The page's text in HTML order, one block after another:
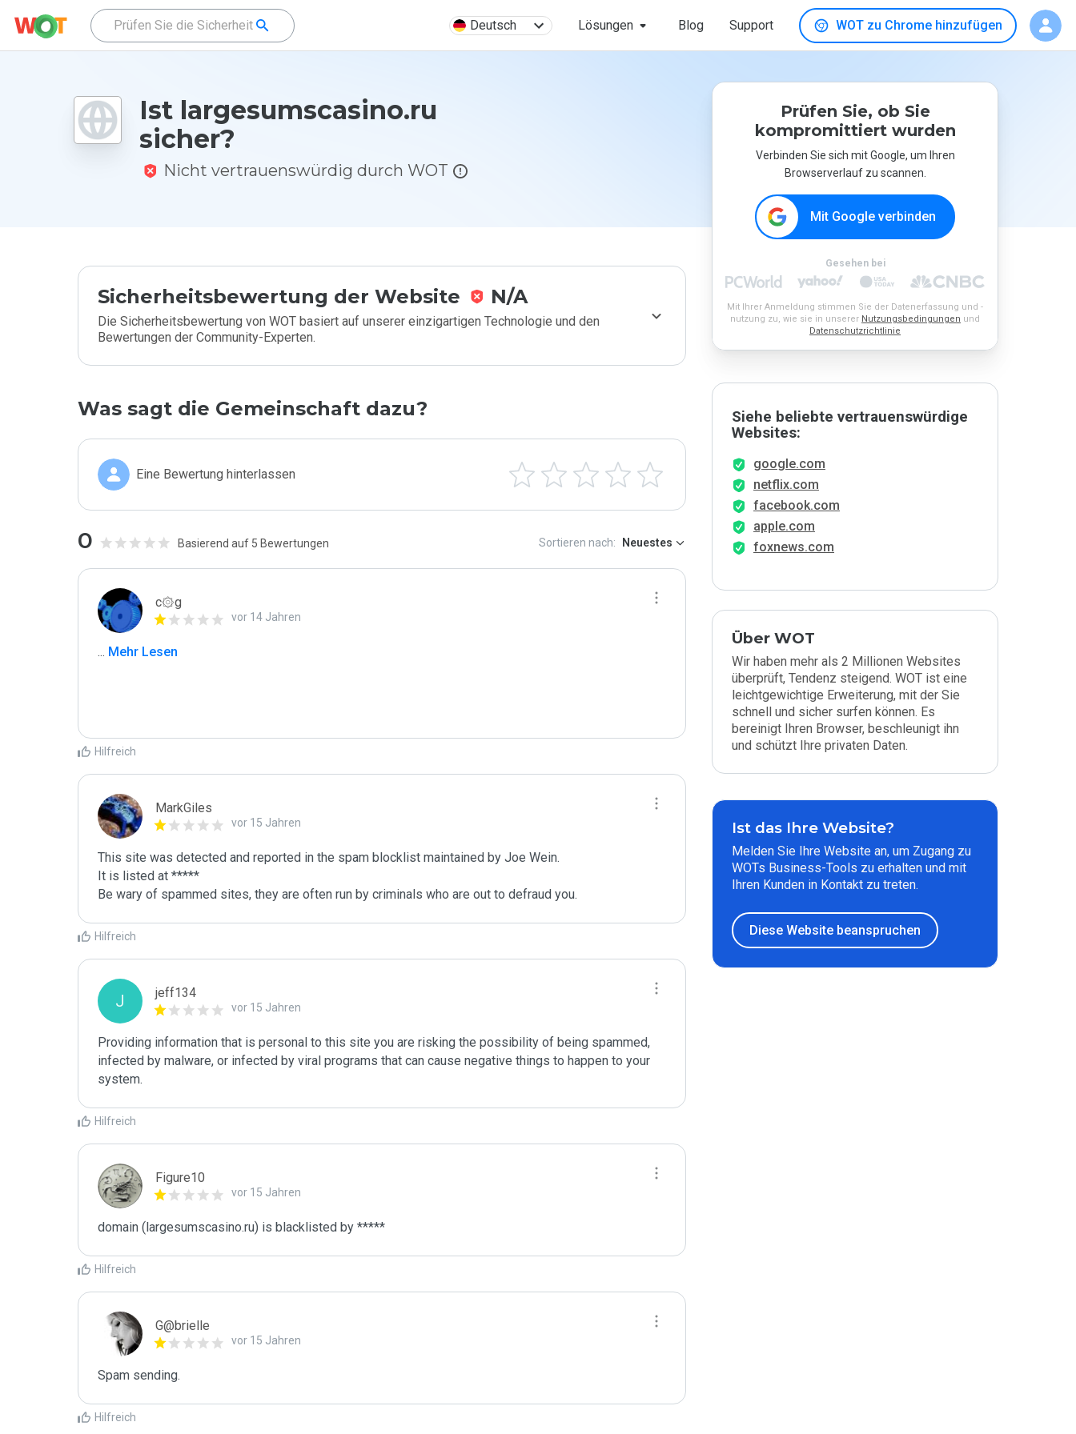
Deutsch Lösungen Blog Support WOT zu Chrome hinzufügen
Ist largesumscasino.ru
sicher?
Nicht vertrauenswürdig durch WOT
Sicherheitsbewertung der Website N/A
Die Sicherheitsbewertung von WOT basiert auf unserer einzigartigen Technologie und den
Bewertungen der Community-Experten.
Was sagt die Gemeinschaft dazu?
Eine Bewertung hinterlassen
0 Basierend auf 5 Bewertungen Sortieren nach: Neuestes
c۞g
vor 14 Jahren
... Mehr Lesen
Hilfreich
MarkGiles
vor 15 Jahren
This site was detected and reported in the spam blocklist maintained by Joe Wein.
It is listed at *****
Be wary of spammed sites, they are often run by criminals who are out to defraud you.
Hilfreich
J jeff134
vor 15 Jahren
Providing information that is personal to this site you are risking the possibility of being spammed,
infected by malware, or infected by viral programs that can cause negative things to happen to your
system.
Hilfreich
Figure10
vor 15 Jahren
domain (largesumscasino.ru) is blacklisted by *****
Hilfreich
G@brielle
vor 15 Jahren
Spam sending.
Hilfreich
Prüfen Sie, ob Sie
kompromittiert wurden
Verbinden Sie sich mit Google, um Ihren
Browserverlauf zu scannen.
Mit Google verbinden
Gesehen bei
Mit Ihrer Anmeldung stimmen Sie der Datenerfassung und -
nutzung zu, wie sie in unserer Nutzungsbedingungen und
Datenschutzrichtlinie
Siehe beliebte vertrauenswürdige
Websites:
google.com
netflix.com
facebook.com
apple.com
foxnews.com
Über WOT
Wir haben mehr als 2 Millionen Websites
überprüft, Tendenz steigend. WOT ist eine
leichtgewichtige Erweiterung, mit der Sie
schnell und sicher surfen können. Es
bereinigt Ihren Browser, beschleunigt ihn
und schützt Ihre privaten Daten.
Ist das Ihre Website?
Melden Sie Ihre Website an, um Zugang zu
WOTs Business-Tools zu erhalten und mit
Ihren Kunden in Kontakt zu treten.
Diese Website beanspruchen